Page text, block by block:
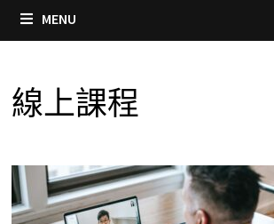
MENU
線上課程